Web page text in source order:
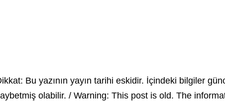
Bu yazının yayın tarihi eskidir. İçindeki bilgiler
olabilir. / Warning: This post is old. The